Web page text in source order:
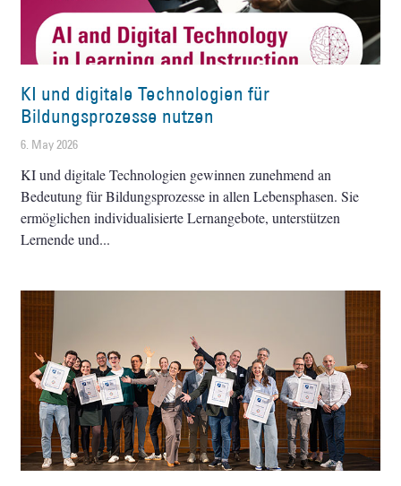
KI und digitale Technologien für
Bildungsprozesse nutzen
6. May 2026
KI und digitale Technologien gewinnen zunehmend an
Bedeutung für Bildungsprozesse in allen Lebensphasen. Sie
ermöglichen individualisierte Lernangebote, unterstützen
Lernende und